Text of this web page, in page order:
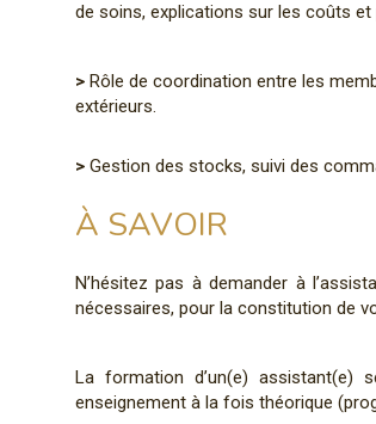
de soins, explications sur les coûts
> Rôle de coordination entre les
extérieurs.
> Gestion des stocks, suivi des
À SAVOIR
N’hésitez pas à demander à
nécessaires, pour la constitution de
La formation d’un(e) assistant(e)
enseignement à la fois théorique